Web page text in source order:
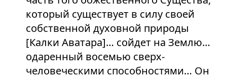
который существует в силу своей
собственной духовной природы
[Калки Аватара]… сойдет на Землю…
одаренный восемью сверх-
человеческими способностями… Он